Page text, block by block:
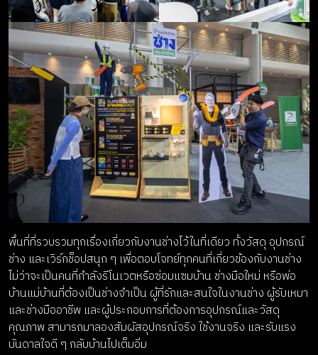
พื้นที่ที่รวบรวมทุกเรื่องเกี่ยวกับงานช่างไว้ในที่เดียว ทั้งวัสดุ อุปกรณ์
ช่าง และเวิร์กช็อปสนุก ๆ เพื่อตอบโจทย์ทุกคนที่เกี่ยวข้องกับงานช่าง
ไม่ว่าจะเป็นคนที่กำลังรีโนเวตหรือซ่อมแซมบ้าน ช่างมือใหม่ หรือพ่อ
บ้านแม่บ้านที่ต้องเป็นช่างจำเป็น ผู้ที่รักและสนใจในงานช่าง ผู้รับเหมา
และช่างมืออาชีพ และผู้ประกอบการที่ต้องการอุปกรณ์และวัสดุ
คุณภาพ สามารถมาลองสัมผัสอุปกรณ์จริง ใช้งานจริง และรับแรง
บันดาลใจดี ๆ กลับบ้านไปเต็มอิ่ม